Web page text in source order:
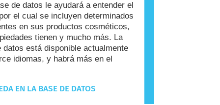
de datos le ayudará a entender el
el cual se incluyen determinados
en sus productos cosméticos,
tienen y mucho más. La
datos está disponible actualmente
idiomas, y habrá más en el
EN LA BASE DE DATOS